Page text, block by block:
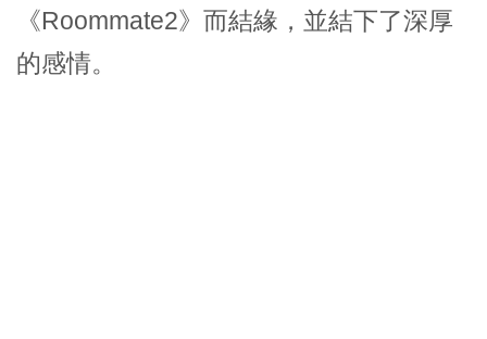
《Roommate2》而結緣，並結下了深厚
的感情。